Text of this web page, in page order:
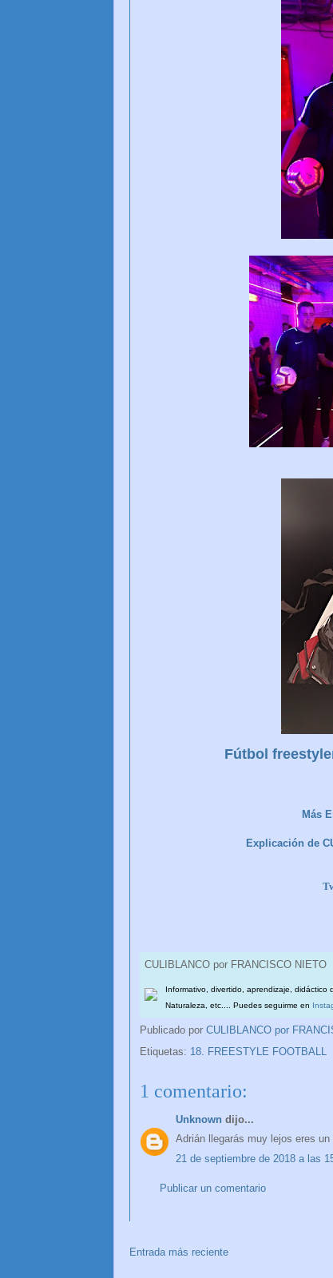
Fútbol
Más
Explicación de
CULIBLANCO por FRANCISCO NIETO
Informativo, divertido, aprendizaje,
Naturaleza, etc.... Puedes seguirme en
Publicado por CULIBLANCO por
Etiquetas: 18. FREESTYLE FOOTBALL
1 comentario:
Unknown dijo...
Adrián llegarás muy lejos eres
21 de septiembre de 2018 a las
Publicar un comentario
Entrada más reciente